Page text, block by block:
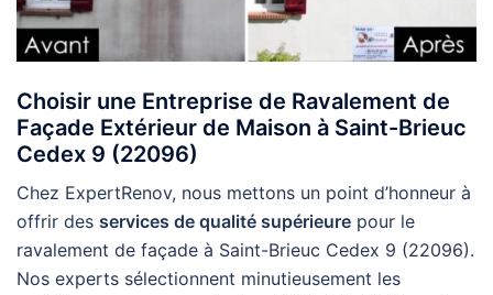
Choisir une Entreprise de Ravalement de
Façade Extérieur de Maison à Saint-Brieuc
Cedex 9 (22096)
Chez ExpertRenov, nous mettons un point d’honneur à
offrir des services de qualité supérieure pour le
ravalement de façade à Saint-Brieuc Cedex 9 (22096).
Nos experts sélectionnent minutieusement les